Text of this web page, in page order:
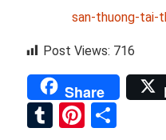
san-thuong-tai-
Post Views: 716
Share
Tumblr